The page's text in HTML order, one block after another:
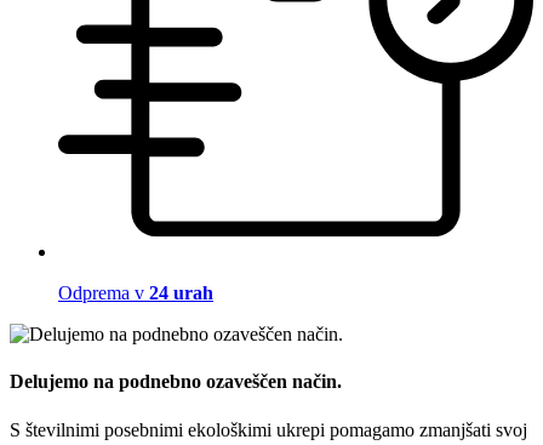
Odprema v 24 urah
Delujemo na podnebno ozaveščen način.
S številnimi posebnimi ekološkimi ukrepi pomagamo zmanjšati svoj